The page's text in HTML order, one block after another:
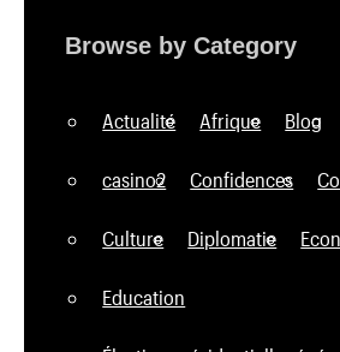
Browse by Category
Actualité Afrique Blog
casino2 Confidences
Culture Diplomatie
Education